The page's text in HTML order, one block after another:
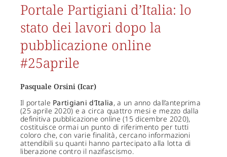
Portale Partigiani d’Italia: lo
stato dei lavori dopo la
pubblicazione online
#25aprile
Pasquale Orsini (Icar)
Il portale Partigiani d’Italia, a un anno dall’anteprima
(25 aprile 2020) e a circa quattro mesi e mezzo dalla
definitiva pubblicazione online (15 dicembre 2020),
costituisce ormai un punto di riferimento per tutti
coloro che, con varie finalità, cercano informazioni
attendibili su quanti hanno partecipato alla lotta di
liberazione contro il nazifascismo.